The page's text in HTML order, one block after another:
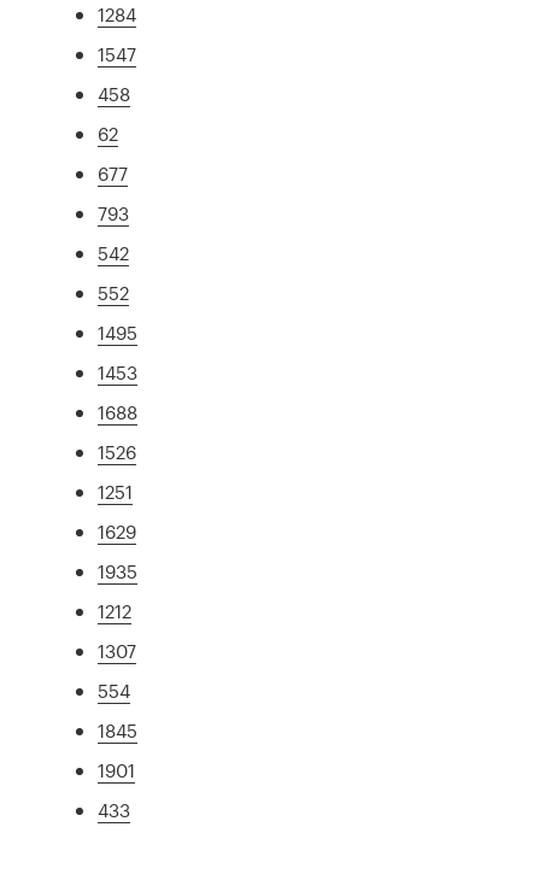
1284
1547
458
62
677
793
542
552
1495
1453
1688
1526
1251
1629
1935
1212
1307
554
1845
1901
433